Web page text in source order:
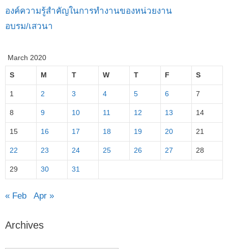
องค์ความรู้สำคัญในการทำงานของหน่วยงาน
อบรม/เสวนา
March 2020
S M T W T F S
1 2 3 4 5 6 7
8 9 10 11 12 13 14
15 16 17 18 19 20 21
22 23 24 25 26 27 28
29 30 31
« Feb Apr »
Archives